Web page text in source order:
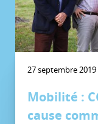
27 septembre 2019
Mobilité :
cause